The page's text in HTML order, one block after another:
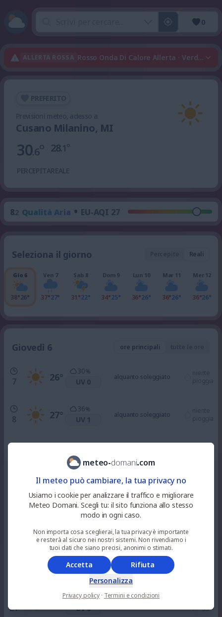
0
ALLERTA ROSSA Rosso Onda Di Calore Allerta · Verde
Cusano Milanino, MI
30.6°
PERCEPITA
28.1°
REALE
8.2 Qualità Aria • EU-AQI 27
Seleziona il giorno Reali
Gio 6
38°26°
Ven 7
37°27°
Sab 8
31°22°
Dom 9
34°25°
Lun 10
36°26°
Mar 11
36°26°
Mer 12
36°26°
Giovedì 6 ore principali
7 26°
30%
UV 0
alquanto soleggiato
niente
pioggia
8 27°
36%
UV 1
alquanto soleggiato
niente
pioggia
UV 3
33
0%
UV 6
pioggia
37° UV 7
soleggiato
UV 3
soleggiato
21
28%
UV 0
pioggia
meteo-domani.com
Il meteo può cambiare, la tua privacy no
Usiamo i cookie per analizzare il traffico e migliorare
Meteo Domani. Scegli tu: il sito funziona allo stesso
modo in ogni caso.
Non importa cosa sceglierai, la tua privacy è importante
e resterà al sicuro nei nostri sistemi. Non rivendiamo i
tuoi dati che siano precisi, anonimi o stimati.
Accetta
Rifiuta
Personalizza
Privacy policy · Termini e condizioni